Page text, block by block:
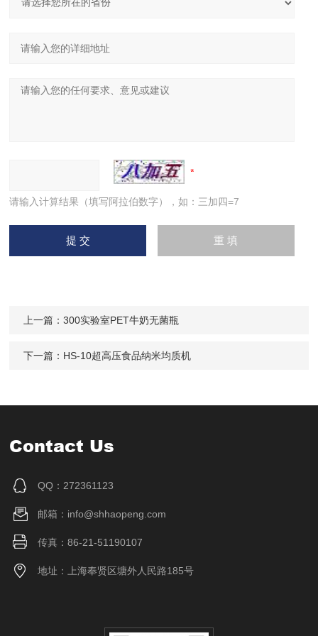
请输入计算结果（填写阿拉伯数字），如：三加四=7
上一篇：300实验室PET牛奶无菌瓶
下一篇： HS-10超高压食品纳米均质机
Contact Us
QQ：272361123
邮箱：info@shhaopeng.com
传真：86-21-51190107
地址：上海奉贤区塘外人民路185号